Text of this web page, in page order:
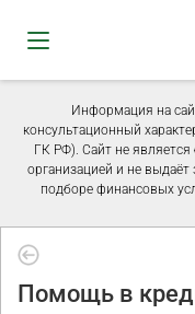
Информация на
консультационный
ГК РФ). Сайт не
организацией и не
подборе финансовых
Помощь в